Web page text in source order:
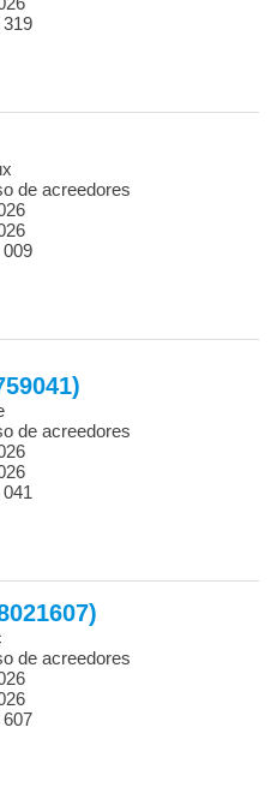
319
de acreedores
009
de acreedores
de acreedores
607